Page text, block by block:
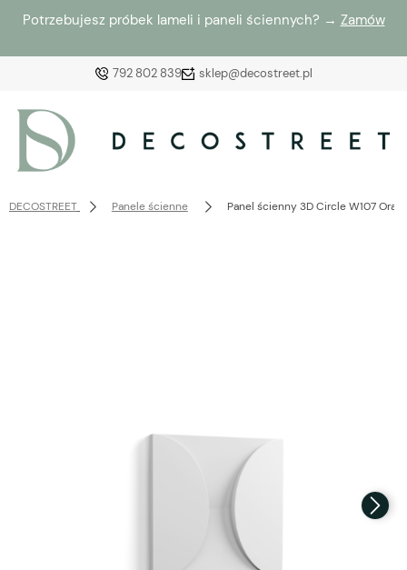
Potrzebujesz próbek lameli i paneli ściennych? → Zamów
792 802 839 sklep@decostreet.pl
Załóż konto
DECOSTREET Panele ścienne Panel ścienny 3D Circle W107 Orac